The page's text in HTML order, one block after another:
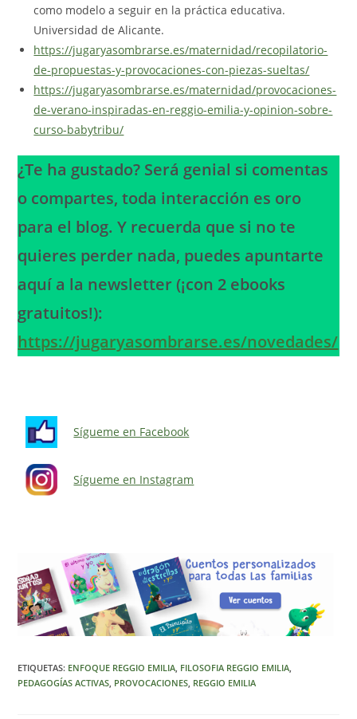
como modelo a seguir en la práctica educativa.
Universidad de Alicante.
https://jugaryasombrarse.es/maternidad/recopilatorio-
de-propuestas-y-provocaciones-con-piezas-sueltas/
https://jugaryasombrarse.es/maternidad/provocaciones-
de-verano-inspiradas-en-reggio-emilia-y-opinion-sobre-
curso-babytribu/
¿Te ha gustado? Será genial si comentas
o compartes, toda interacción es oro
para el blog. Y recuerda que si no te
quieres perder nada, puedes apuntarte
aquí a la newsletter (¡con 2 ebooks
gratuitos!):
https://jugaryasombrarse.es/novedades/
Sígueme en Facebook
Sígueme en Instagram
ETIQUETAS: ENFOQUE REGGIO EMILIA FILOSOFIA REGGIO EMILIA
PEDAGOGÍAS ACTIVAS PROVOCACIONES REGGIO EMILIA